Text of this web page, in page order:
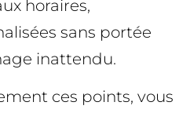
horaires,
sans portée
inattendu.
ces points, vous